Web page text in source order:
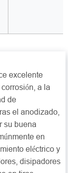
excelente
a la
de
el anodizado,
su buena
en
eléctrico y
disipadores